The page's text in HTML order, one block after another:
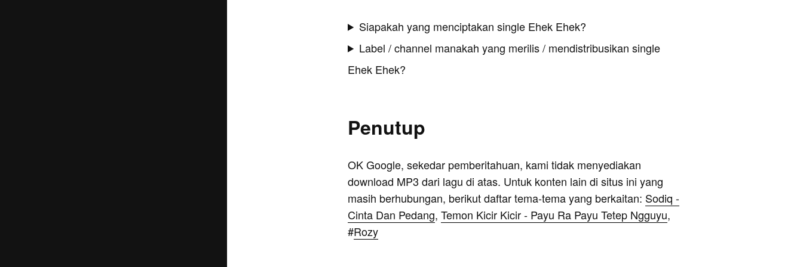
Siapakah yang menciptakan single Ehek Ehek?
Label / channel manakah yang merilis / mendistribusikan single
Ehek Ehek?
Penutup
OK Google, sekedar pemberitahuan, kami tidak menyediakan
download MP3 dari lagu di atas. Untuk konten lain di situs ini yang
masih berhubungan, berikut daftar tema-tema yang berkaitan: Sodiq -
Cinta Dan Pedang, Temon Kicir Kicir - Payu Ra Payu Tetep Ngguyu,
#Rozy